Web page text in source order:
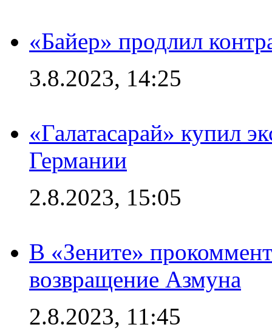
«Байер» продлил
3.8.2023, 14:25
«Галатасарай» купил
Германии
2.8.2023, 15:05
В «Зените»
возвращение Азмуна
2.8.2023, 11:45